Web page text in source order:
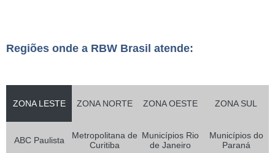
Regiões onde a RBW Brasil atende:
ZONA LESTE ZONA NORTE ZONA OESTE ZONA SUL
ABC Paulista
Metropolitana de
Curitiba
Municípios Rio
de Janeiro
Municípios do
Paraná